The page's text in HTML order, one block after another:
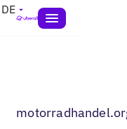
DE